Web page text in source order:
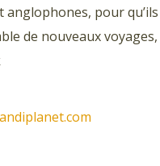
pour
de nouveaux